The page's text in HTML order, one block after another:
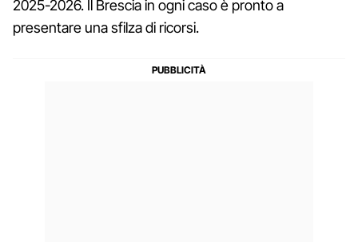
2025-2026. Il Brescia in ogni caso è pronto a
presentare una sfilza di ricorsi.